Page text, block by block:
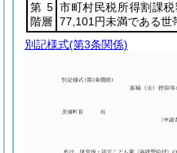
第5
階層
市町村民税所得割課
77,101円未満である世
別記様式(第3条関係)